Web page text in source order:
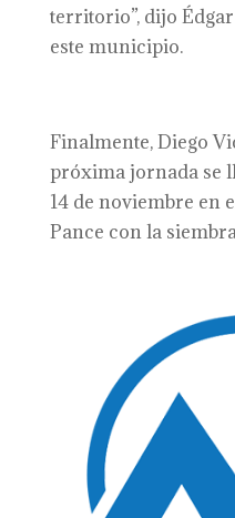
territorio”, dijo
este municipio.
Finalmente, Diego
próxima jornada se
14 de noviembre en
Pance con la